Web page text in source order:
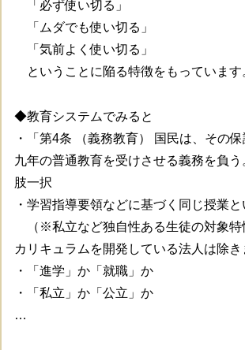
「必ず使い切る」
「ムダでも使い切る」
「気前よく使い切る」
ということに陥る特徴をもっています
◆教育システムでみると
・「第4条 （義務教育） 国民は、その保
九年の普通教育を受けさせる義務を負
肢一択
・学習指導要領などに基づく同じ授業
（※私立など独自性ある生徒の対象特
カリキュラムを開発している法人は除き
・「進学」か「就職」か
・「私立」か「公立」か
…